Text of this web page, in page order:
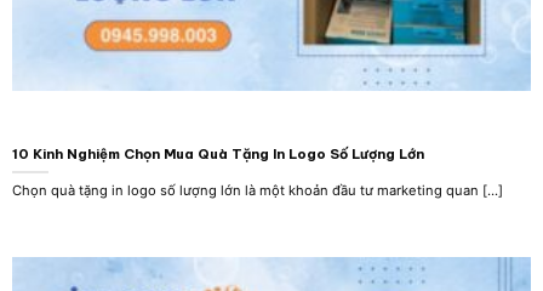
10 Kinh Nghiệm Chọn Mua Quà Tặng In Logo Số Lượng Lớn
Chọn quà tặng in logo số lượng lớn là một khoản đầu tư marketing quan [...]